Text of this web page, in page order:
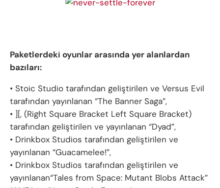
Paketlerdeki oyunlar arasında yer alanlardan
bazıları:
• Stoic Studio tarafından geliştirilen ve Versus Evil
tarafından yayınlanan “The Banner Saga”,
• ][, (Right Square Bracket Left Square Bracket)
tarafından geliştirilen ve yayınlanan “Dyad”,
• Drinkbox Studios tarafından geliştirilen ve
yayınlanan “Guacamelee!”,
• Drinkbox Studios tarafından geliştirilen ve
yayınlanan“Tales from Space: Mutant Blobs Attack”